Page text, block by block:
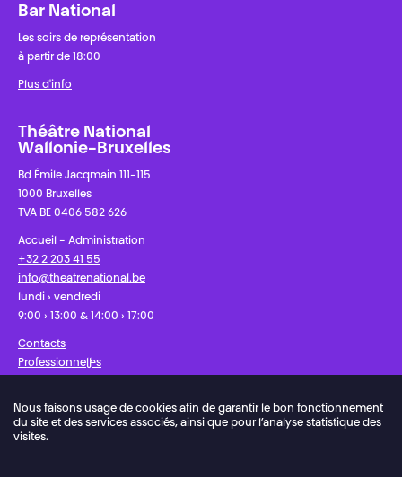
Bar National
Les soirs de représentation
à partir de 18:00
Plus d'info
Théâtre National
Wallonie-Bruxelles
Bd Émile Jacqmain 111-115
1000 Bruxelles
TVA BE 0406 582 626
Accueil - Administration
+32 2 203 41 55
info@theatrenational.be
lundi › vendredi
9:00 › 13:00 & 14:00 › 17:00
Contacts
Professionnel·les
FacebookInstagramAbonnez-vous à notre newsletter !
Nous faisons usage de cookies afin de garantir le bon fonctionnement
du site et des services associés, ainsi que pour l’analyse statistique des
visites.